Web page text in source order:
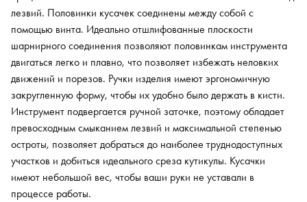
лезвий. Половинки кусачек соединены между собой с
помощью винта. Идеально отшлифованные плоскости
шарнирного соединения позволяют половинкам инструмента
двигаться легко и плавно, что позволяет избежать неловких
движений и порезов. Ручки изделия имеют эргономичную
закругленную форму, чтобы их удобно было держать в кисти.
Инструмент подвергается ручной заточке, поэтому обладает
превосходным смыканием лезвий и максимальной степенью
остроты, позволяет добраться до наиболее труднодоступных
участков и добиться идеального среза кутикулы. Кусачки
имеют небольшой вес, чтобы ваши руки не уставали в
процессе работы.